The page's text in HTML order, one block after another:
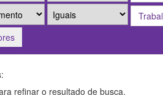
refinar o resultado de busca.